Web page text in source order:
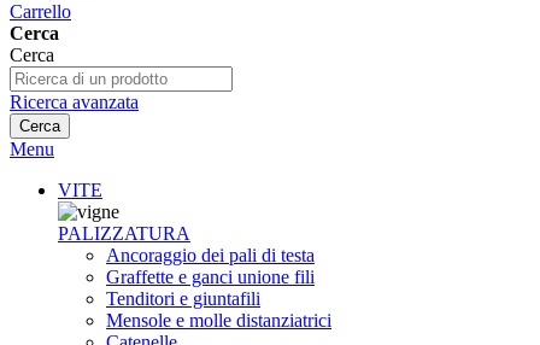
Carrello
Cerca
Cerca
Ricerca avanzata
Cerca
Menu
VITE
PALIZZATURA
Ancoraggio dei pali di testa
Graffette e ganci unione fili
Tenditori e giuntafili
Mensole e molle distanziatrici